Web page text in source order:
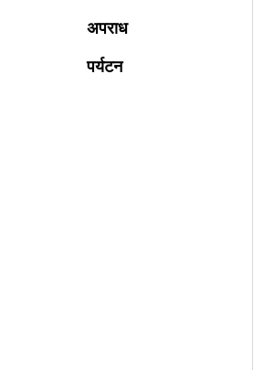
अपराध
पर्यटन